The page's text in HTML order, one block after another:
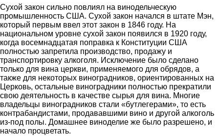
Сухой закон сильно повлиял на винодельческую
промышленность США. Сухой закон начался в штате Мэн,
который первым ввел этот закон в 1846 году. На
национальном уровне сухой закон появился в 1920 году,
когда восемнадцатая поправка к Конституции США
полностью запретила производство, продажу и
транспортировку алкоголя. Исключение было сделано
только для вина церкви, применяемого для обрядов, а
также для некоторых виноградников, ориентированных на
Церковь, остальные виноградники полностью прекратили
свою деятельность в качестве сырья для вина. Многие
владельцы виноградников стали «бутлегерами», то есть
контрабандистами, продававшими вино и другой алкоголь
из-под полы. Домашнее виноделие же было разрешено, и
начало процветать.